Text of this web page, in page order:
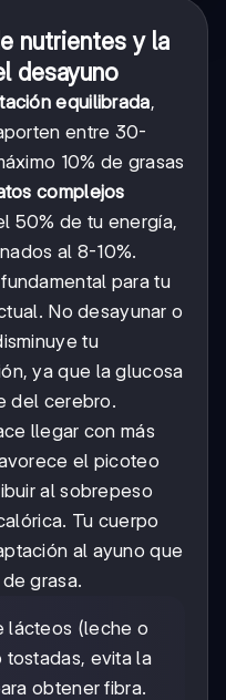
nutrientes y la
desayuno
equilibrada,
entre 30-
10% de grasas
complejos
50% de tu energía,
al 8-10%.
para tu
No desayunar o
tu
ya que la glucosa
del cerebro.
llegar con más
el picoteo
al sobrepeso
Tu cuerpo
al ayuno que
grasa.
lácteos (leche o
evita la
obtener fibra.